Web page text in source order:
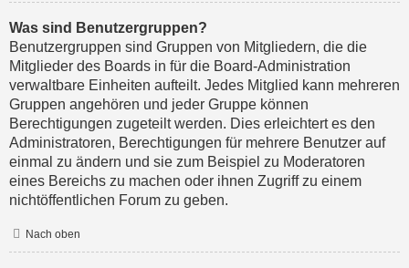
Was sind Benutzergruppen?
Benutzergruppen sind Gruppen von Mitgliedern, die die
Mitglieder des Boards in für die Board-Administration
verwaltbare Einheiten aufteilt. Jedes Mitglied kann mehreren
Gruppen angehören und jeder Gruppe können
Berechtigungen zugeteilt werden. Dies erleichtert es den
Administratoren, Berechtigungen für mehrere Benutzer auf
einmal zu ändern und sie zum Beispiel zu Moderatoren
eines Bereichs zu machen oder ihnen Zugriff zu einem
nichtöffentlichen Forum zu geben.
Nach oben